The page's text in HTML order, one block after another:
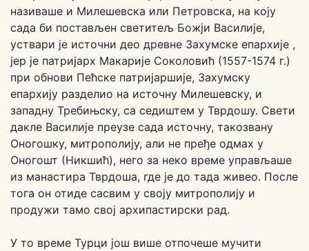
називаше и Милешевска или Петровска, на коју
сада би постављен светитељ Божји Василије,
уствари је источни део древне Захумске епархије ,
јер је патријарх Макарије Соколовић (1557-1574 г.)
при обнови Пећске патријаршије, Захумску
епархију разделио на источну Милешевску, и
западну Требињску, са седиштем у Тврдошу. Свети
дакле Василије преузе сада источну, такозвану
Оногошку, митрополију, али не пређе одмах у
Оногошт (Никшић), него за неко време управљаше
из манастира Тврдоша, где је до тада живео. После
тога он отиде сасвим у своју митрополију и
продужи тамо свој архипастирски рад.
У то време Турци још више отпочеше мучити